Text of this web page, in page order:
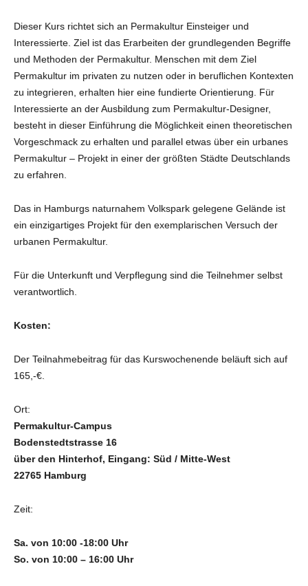
Dieser Kurs richtet sich an Permakultur Einsteiger und
Interessierte. Ziel ist das Erarbeiten der grundlegenden Begriffe
und Methoden der Permakultur. Menschen mit dem Ziel
Permakultur im privaten zu nutzen oder in beruflichen Kontexten
zu integrieren, erhalten hier eine fundierte Orientierung. Für
Interessierte an der Ausbildung zum Permakultur-Designer,
besteht in dieser Einführung die Möglichkeit einen theoretischen
Vorgeschmack zu erhalten und parallel etwas über ein urbanes
Permakultur – Projekt in einer der größten Städte Deutschlands
zu erfahren.
Das in Hamburgs naturnahem Volkspark gelegene Gelände ist
ein einzigartiges Projekt für den exemplarischen Versuch der
urbanen Permakultur.
Für die Unterkunft und Verpflegung sind die Teilnehmer selbst
verantwortlich.
Kosten:
Der Teilnahmebeitrag für das Kurswochenende beläuft sich auf
165,-€.
Ort:
Permakultur-Campus
Bodenstedtstrasse 16
über den Hinterhof, Eingang: Süd / Mitte-West
22765 Hamburg
Zeit:
Sa. von 10:00 -18:00 Uhr
So. von 10:00 – 16:00 Uhr